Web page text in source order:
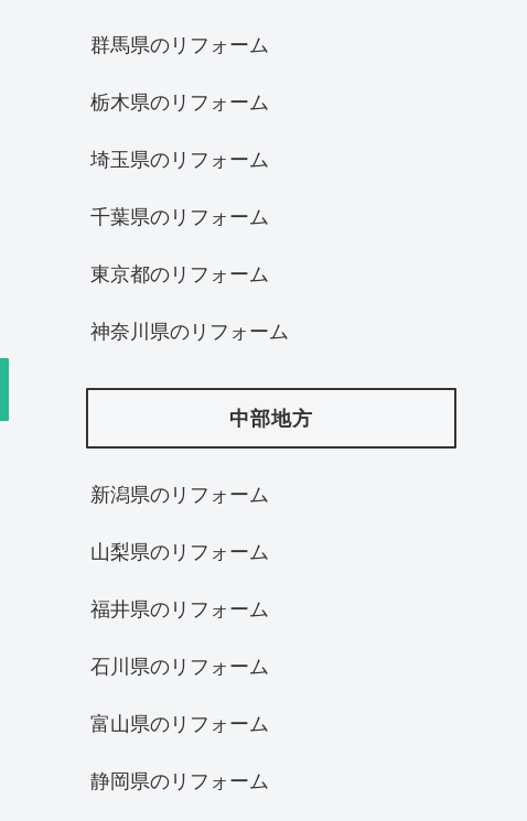
群馬県のリフォーム
栃木県のリフォーム
埼玉県のリフォーム
千葉県のリフォーム
東京都のリフォーム
神奈川県のリフォーム
中部地方
新潟県のリフォーム
山梨県のリフォーム
福井県のリフォーム
石川県のリフォーム
富山県のリフォーム
静岡県のリフォーム